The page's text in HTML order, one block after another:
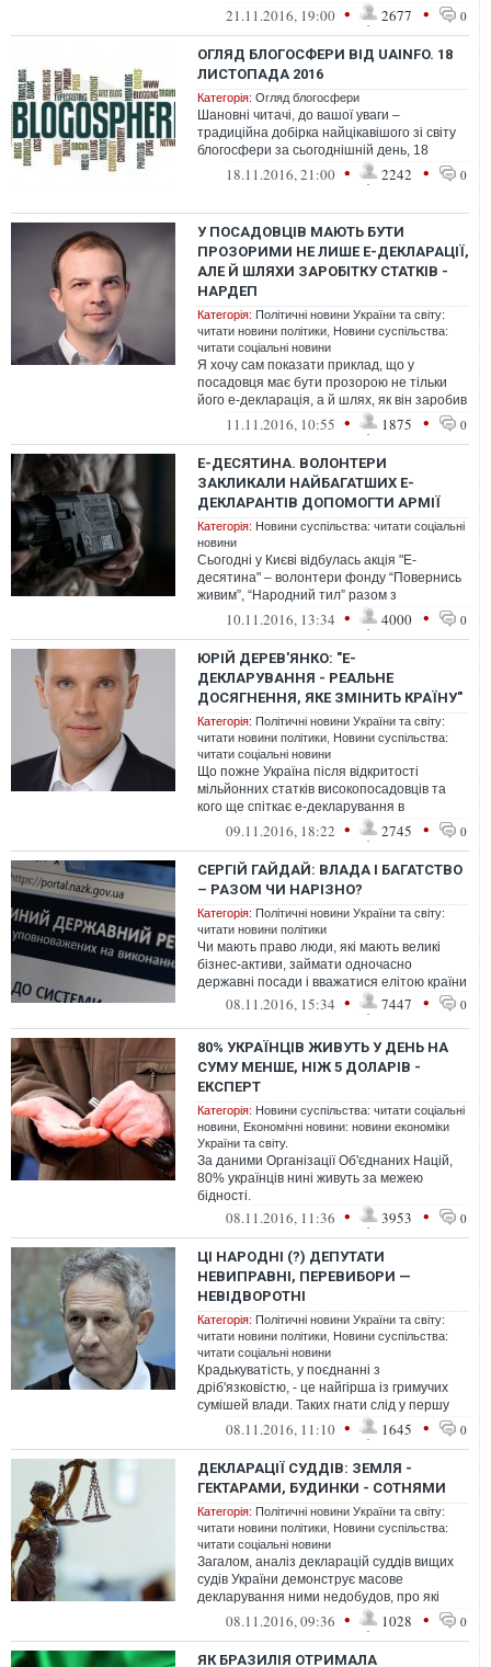
кицюків залишитись у системі різко зро...
21.11.2016, 19:00 • 2677 • 0
ОГЛЯД БЛОГОСФЕРИ ВІД UAINFO. 18
ЛИСТОПАДА 2016
Категорія: Огляд блогосфери
Шановні читачі, до вашої уваги –
традиційна добірка найцікавішого зі світу
блогосфери за сьогоднішній день, 18
листопада
18.11.2016, 21:00 • 2242 • 0
У ПОСАДОВЦІВ МАЮТЬ БУТИ
ПРОЗОРИМИ НЕ ЛИШЕ Е-ДЕКЛАРАЦІЇ,
АЛЕ Й ШЛЯХИ ЗАРОБІТКУ СТАТКІВ -
НАРДЕП
Категорія: Політичні новини України та світу:
читати новини політики Новини суспільства:
читати соціальні новини
Я хочу сам показати приклад, що у
посадовця має бути прозорою не тільки
його е-декларація, а й шлях, як він заробив
всі ці гроші - Соболєв
11.11.2016, 10:55 • 1875 • 0
Е-ДЕСЯТИНА. ВОЛОНТЕРИ
ЗАКЛИКАЛИ НАЙБАГАТШИХ Е-
ДЕКЛАРАНТІВ ДОПОМОГТИ АРМІЇ
Категорія: Новини суспільства: читати соціальні
новини
Сьогодні у Києві відбулась акція "Е-
десятина" – волонтери фонду “Повернись
живим”, “Народний тил” разом з
ветеранами АТО, надіслали листи-
10.11.2016, 13:34 • 4000 • 0
ЮРІЙ ДЕРЕВ'ЯНКО: "Е-
ДЕКЛАРУВАННЯ - РЕАЛЬНЕ
ДОСЯГНЕННЯ, ЯКЕ ЗМІНИТЬ КРАЇНУ"
Категорія: Політичні новини України та світу:
читати новини політики Новини суспільства:
читати соціальні новини
Що пожне Україна після відкритості
мільйонних статків високопосадовців та
кого ще спіткає е-декларування в
ексклюзивному інтерв'ю UAINFO розповів
09.11.2016, 18:22 • 2745 • 0
СЕРГІЙ ГАЙДАЙ: ВЛАДА І БАГАТСТВО
– РАЗОМ ЧИ НАРІЗНО?
Категорія: Політичні новини України та світу:
читати новини політики
Чи мають право люди, які мають великі
бізнес-активи, займати одночасно
державні посади і вважатися елітою країни
08.11.2016, 15:34 • 7447 • 0
80% УКРАЇНЦІВ ЖИВУТЬ У ДЕНЬ НА
СУМУ МЕНШЕ, НІЖ 5 ДОЛАРІВ -
ЕКСПЕРТ
Категорія: Новини суспільства: читати соціальні
новини Економічні новини: новини економіки
України та світу.
За даними Організації Об'єднаних Націй,
80% українців нині живуть за межею
бідності.
08.11.2016, 11:36 • 3953 • 0
ЦІ НАРОДНІ (?) ДЕПУТАТИ
НЕВИПРАВНІ, ПЕРЕВИБОРИ —
НЕВІДВОРОТНІ
Категорія: Політичні новини України та світу:
читати новини політики Новини суспільства:
читати соціальні новини
Крадькуватість, у поєднанні з
дріб'язковістю, - це найгірша із гримучих
сумішей влади. Таких гнати слід у першу
чергу, власне позачергово. Воно нам тр...
08.11.2016, 11:10 • 1645 • 0
ДЕКЛАРАЦІЇ СУДДІВ: ЗЕМЛЯ -
ГЕКТАРАМИ, БУДИНКИ - СОТНЯМИ
Категорія: Політичні новини України та світу:
читати новини політики Новини суспільства:
читати соціальні новини
Загалом, аналіз декларацій суддів вищих
судів України демонструє масове
декларування ними недобудов, про які
раніше вони переважно не згадували у
08.11.2016, 09:36 • 1028 • 0
ЯК БРАЗИЛІЯ ОТРИМАЛА